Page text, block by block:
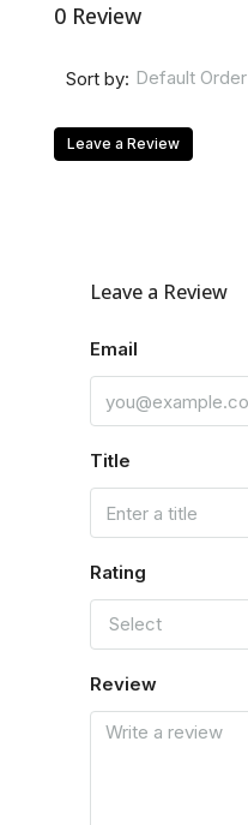
0 Review
Sort by: Default Order
Leave a Review
Leave a Review
Email
Title
Rating
Select
Review